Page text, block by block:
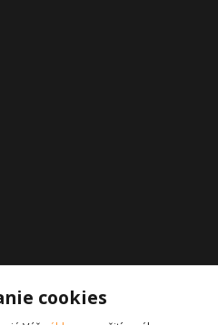
cookies